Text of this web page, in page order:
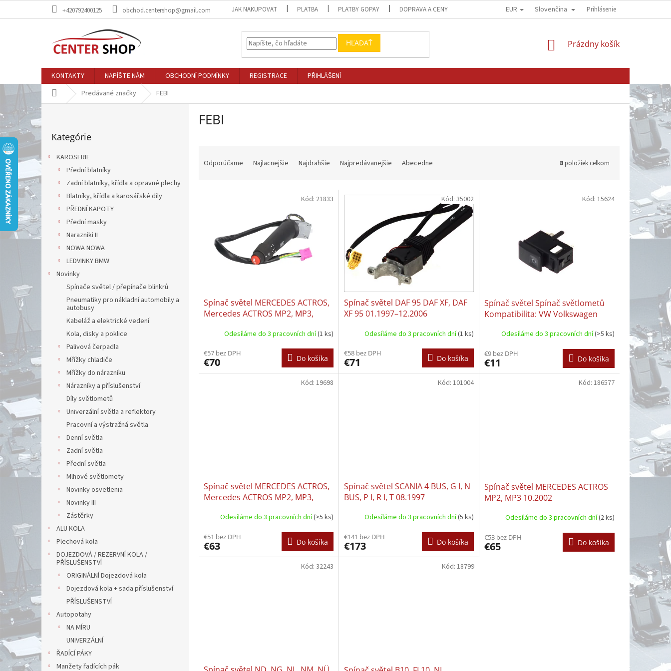
+420792400125 obchod.centershop@gmail.com JAK NAKUPOVAT PLATBA PLATBY GOPAY DOPRAVA A CENY OBCHODNÍ PODMÍNKY GDPR - OCHRANA OSOBNÍCH ÚDAJŮ
EUR Slovenčina Prihlásenie
HĽADAŤ
NÁKUPNÝ
Prázdny košík
KONTAKTY NAPÍŠTE NÁM OBCHODNÍ PODMÍNKY REGISTRACE
PŘIHLÁŠENÍ
DomovPredávané značky FEBI
B
o
č
n
p
a
n
l
kategórie
Kategórie
KAROSERIE
Přední blatníky
Zadní blatníky, křídla a opravné plechy
Blatníky, křídla a karosářské díly
PŘEDNÍ KAPOTY
Přední masky
Narazniki II
NOWA NOWA
LEDVINKY BMW
Novinky
Spínače světel / přepínače blinkrů
Pneumatiky pro nákladní automobily a
autobusy
Kabeláž a elektrické vedení
Kola, disky a poklice
Palivová čerpadla
Mřížky chladiče
Mřížky do nárazníku
Nárazníky a příslušenství
Díly světlometů
Univerzální světla a reflektory
Pracovní a výstražná světla
Denní světla
Zadní světla
Přední světla
Mlhové světlomety
Novinky osvetlenia
Novinky III
Zástěrky
ALU KOLA
Plechová kola
DOJEZDOVÁ / REZERVNÍ KOLA /
PŘÍSLUŠENSTVÍ
ORIGINÁLNÍ Dojezdová kola
Dojezdová kola + sada příslušenství
PŘÍSLUŠENSTVÍ
Autopotahy
NA MÍRU
UNIVERZÁLNÍ
ŘADÍCÍ PÁKY
Manžety řadících pák
FEBI
o
Odporúčame Najlacnejšie Najdrahšie Najpredávanejšie Abecedne 8položiek celkom
Spínač světel MERCEDES ACTROS,
Mercedes ACTROS MP2, MP3,
ATEGO 2, AXOR, AXOR 2 01.1970
Odesíláme do 3 pracovních dní(1 ks)
€57 bez DPH
€70 Do košíka
Kód: 21833
Spínač světel DAF 95 DAF XF, DAF
XF 95 01.1997–12.2006
Odesíláme do 3 pracovních dní(1 ks)
€58 bez DPH
€71 Do košíka
Kód: 35002
Spínač světel Spínač světlometů
Kompatibilita: VW Volkswagen
Odesíláme do 3 pracovních dní(>5 ks)
€9 bez DPH
€11 Do košíka
Kód: 15624
Spínač světel MERCEDES ACTROS,
Mercedes ACTROS MP2, MP3,
ATEGO 2, AXOR, AXOR 2, CONECTO
Odesíláme do 3 pracovních dní(>5 ks)
€51 bez DPH
€63 Do košíka
Kód: 19698
Spínač světel SCANIA 4 BUS, G I, N
BUS, P I, R I, T 08.1997
Odesíláme do 3 pracovních dní(5 ks)
€141 bez DPH
€173 Do košíka
Kód: 101004
Spínač světel MERCEDES ACTROS
MP2, MP3 10.2002
Odesíláme do 3 pracovních dní(2 ks)
€53 bez DPH
€65 Do košíka
Kód: 186577
Kód: 32243 Kód: 18799